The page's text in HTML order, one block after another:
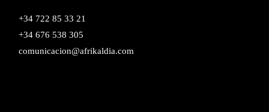
+34 722 85 33 21
+34 676 538 305
comunicacion@afrikaldia.com